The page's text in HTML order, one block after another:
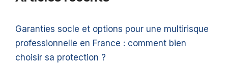
Garanties socle et options pour une multirisque
professionnelle en France : comment bien
choisir sa protection ?